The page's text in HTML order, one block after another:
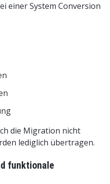
einer System Conversion
die Migration nicht
lediglich übertragen.
funktionale